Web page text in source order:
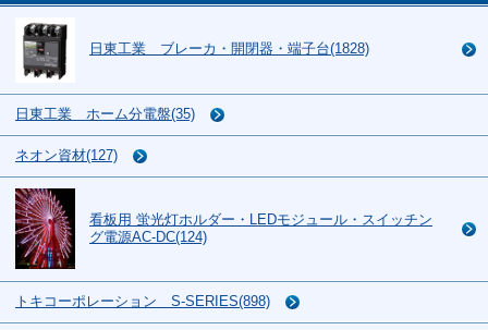
日東工業 ブレーカ・開閉器・端子台(1828)
日東工業 ホーム分電盤(35)
ネオン資材(127)
看板用 蛍光灯ホルダー・LEDモジュール・スイッチン
グ電源AC-DC(124)
トキコーポレーション S-SERIES(898)